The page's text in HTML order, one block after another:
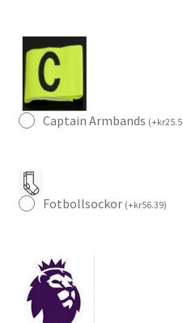
Captain Armbands (+kr
Fotbollsockor (+kr56.39)